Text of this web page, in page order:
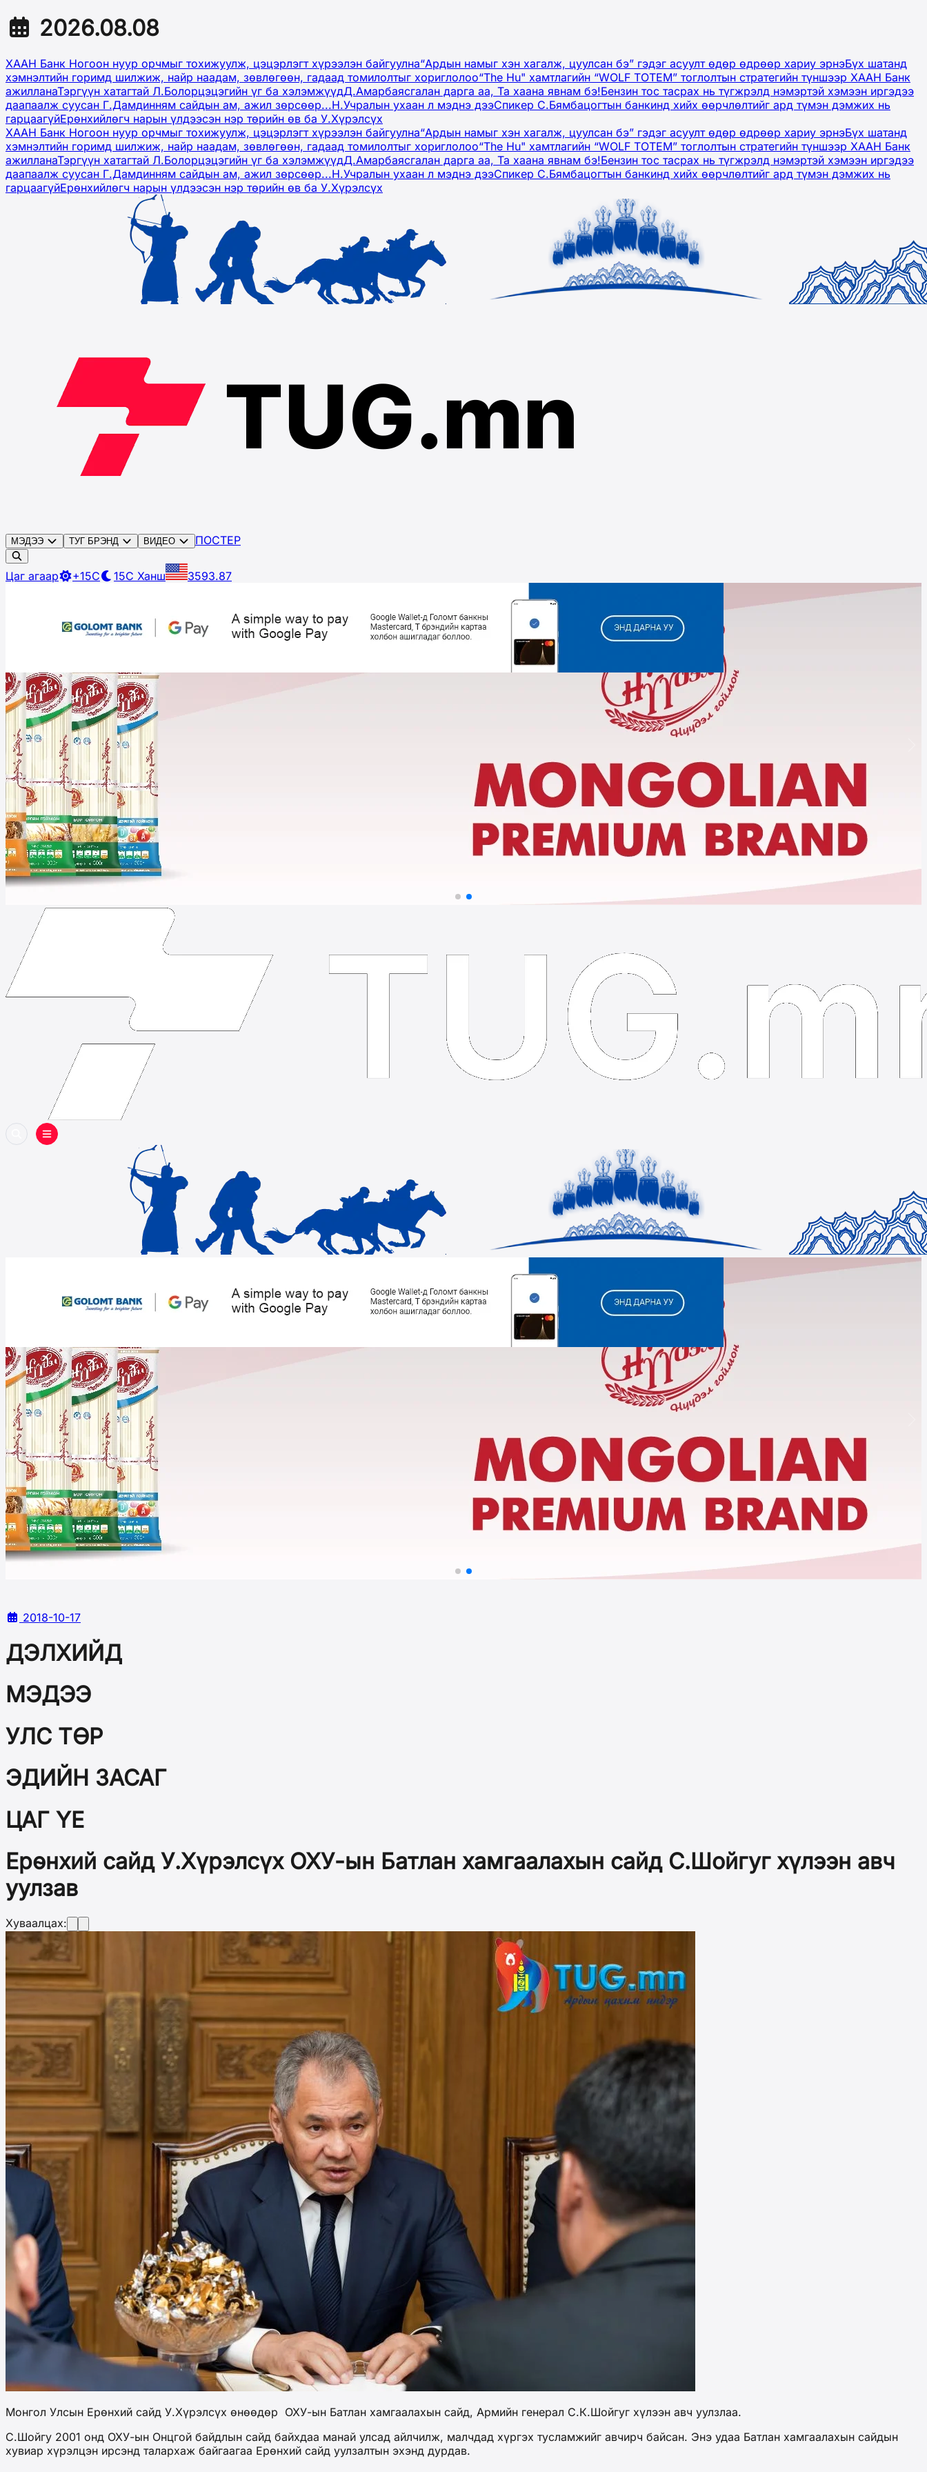
2026.08.08
ХААН Банк Ногоон нуур орчмыг тохижуулж, цэцэрлэгт хүрээлэн байгуулна“Ардын намыг хэн хагалж, цуулсан бэ” гэдэг асуулт өдөр өдрөөр хариу эрнэБүх шатанд
хэмнэлтийн горимд шилжиж, найр наадам, зөвлөгөөн, гадаад томилолтыг хориглолоо“The Hu" хамтлагийн “WOLF TOTEM” тоглолтын стратегийн түншээр ХААН Банк
ажилланаТэргүүн хатагтай Л.Болорцэцэгийн үг ба хэлэмжүүдД.Амарбаясгалан дарга аа, Та хаана явнам бэ!Бензин тос тасрах нь түгжрэлд нэмэртэй хэмээн иргэдээ
даапаалж суусан Г.Дамдинням сайдын ам, ажил зөрсөөр...Н.Учралын ухаан л мэднэ дээСпикер С.Бямбацогтын банкинд хийх өөрчлөлтийг ард түмэн дэмжих нь
гарцаагүйЕрөнхийлөгч нарын үлдээсэн нэр төрийн өв ба У.Хүрэлсүх
ХААН Банк Ногоон нуур орчмыг тохижуулж, цэцэрлэгт хүрээлэн байгуулна“Ардын намыг хэн хагалж, цуулсан бэ” гэдэг асуулт өдөр өдрөөр хариу эрнэБүх шатанд
хэмнэлтийн горимд шилжиж, найр наадам, зөвлөгөөн, гадаад томилолтыг хориглолоо“The Hu" хамтлагийн “WOLF TOTEM” тоглолтын стратегийн түншээр ХААН Банк
ажилланаТэргүүн хатагтай Л.Болорцэцэгийн үг ба хэлэмжүүдД.Амарбаясгалан дарга аа, Та хаана явнам бэ!Бензин тос тасрах нь түгжрэлд нэмэртэй хэмээн иргэдээ
даапаалж суусан Г.Дамдинням сайдын ам, ажил зөрсөөр...Н.Учралын ухаан л мэднэ дээСпикер С.Бямбацогтын банкинд хийх өөрчлөлтийг ард түмэн дэмжих нь
гарцаагүйЕрөнхийлөгч нарын үлдээсэн нэр төрийн өв ба У.Хүрэлсүх
МЭДЭЭ ТУГ БРЭНД ВИДЕО ПОСТЕР
Цаг агаар +15C 15C Ханш 3593.87
2018-10-17
ДЭЛХИЙД
МЭДЭЭ
УЛС ТӨР
ЭДИЙН ЗАСАГ
ЦАГ ҮЕ
Ерөнхий сайд У.Хүрэлсүх ОХУ-ын Батлан хамгаалахын сайд С.Шойгуг хүлээн авч
уулзав
Хуваалцах:
Монгол Улсын Ерөнхий сайд У.Хүрэлсүх өнөөдөр ОХУ-ын Батлан хамгаалахын сайд, Армийн генерал С.К.Шойгуг хүлээн авч уулзлаа.
С.Шойгу 2001 онд ОХУ-ын Онцгой байдлын сайд байхдаа манай улсад айлчилж, малчдад хүргэх тусламжийг авчирч байсан. Энэ удаа Батлан хамгаалахын сайдын
хувиар хүрэлцэн ирсэнд талархаж байгаагаа Ерөнхий сайд уулзалтын эхэнд дурдав.